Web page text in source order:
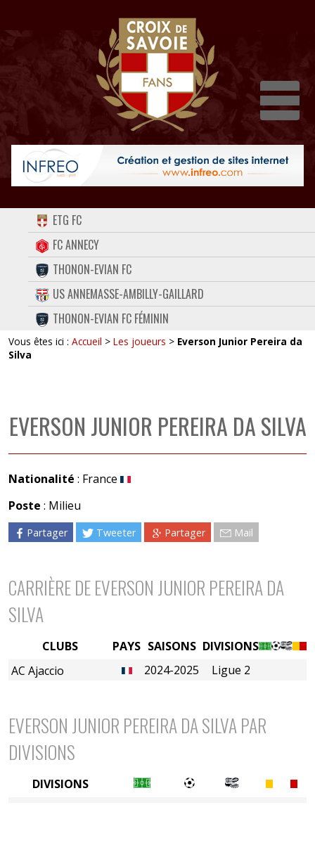
ACCUEIL
FORUM
CONTACT
FACEBOOK
TWITTER
INSTAGRAM
ETG FC
FC ANNECY
THONON-EVIAN FC
US ANNEMASSE-AMBILLY-GAILLARD
THONON-EVIAN FC FÉMININ
Vous êtes ici : Accueil > Les joueurs > Everson Junior Pereira da
Silva
EVERSON JUNIOR PEREIRA DA SILVA
Nationalité : France
Poste : Milieu
Partager Tweeter Partager Mail
CARRIÈRE DE EVERSON JUNIOR PEREIRA DA
SILVA
PAYS SAISONS DIVISIONS
2024-2025
Ligue 2
CLUBS
AC Ajaccio
EVERSON JUNIOR PEREIRA DA SILVA PAR
DIVISIONS
DIVISIONS